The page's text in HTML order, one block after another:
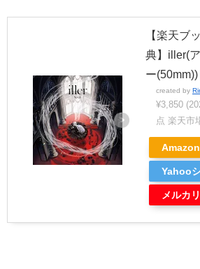
【楽天ブ
典】iller(
ー
created by
¥3,850
点 楽天市
Amazon
Yahoo
メルカリ